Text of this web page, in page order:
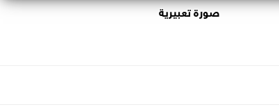
صورة تعبيرية